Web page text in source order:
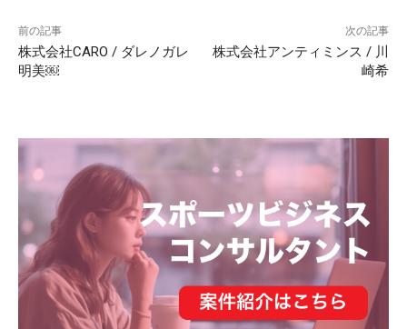
前の記事
株式会社CARO / ダレノガレ
明美￼
次の記事
株式会社アンティミンス / 川
崎希